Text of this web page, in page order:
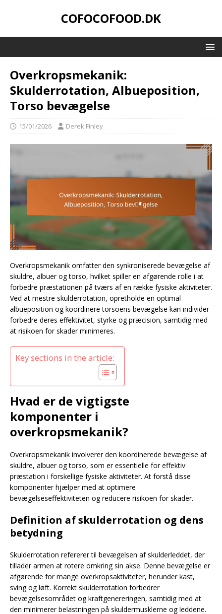
COFOCOFOOD.DK
Overkropsmekanik:
Skulderrotation, Albueposition,
Torso bevægelse
15/01/2026 Derek Finley
Overkropsmekanik omfatter den synkroniserede bevægelse af
skuldre, albuer og torso, hvilket spiller en afgørende rolle i at
forbedre præstationen på tværs af en række fysiske aktiviteter.
Ved at mestre skulderrotation, opretholde en optimal
albueposition og koordinere torsoens bevægelse kan individer
forbedre deres effektivitet, styrke og præcision, samtidig med
at risikoen for skader minimeres.
Key sections in the article:
Hvad er de vigtigste
komponenter i
overkropsmekanik?
Overkropsmekanik involverer den koordinerede bevægelse af
skuldre, albuer og torso, som er essentielle for effektiv
præstation i forskellige fysiske aktiviteter. At forstå disse
komponenter hjælper med at optimere
bevægelseseffektiviteten og reducere risikoen for skader.
Definition af skulderrotation og dens
betydning
Skulderrotation refererer til bevægelsen af skulderleddet, der
tillader armen at rotere omkring sin akse. Denne bevægelse er
afgørende for mange overkropsaktiviteter, herunder kast,
sving og løft. Korrekt skulderrotation forbedrer
bevægelsesområdet og kraftgenereringen, samtidig med at
den minimerer belastningen på skuldermusklerne og leddene.